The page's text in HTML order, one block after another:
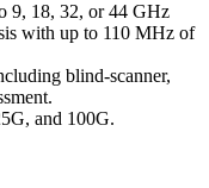
9, 18, 32, or 44 GHz
with up to 110 MHz of
blind-scanner,
and 100G.